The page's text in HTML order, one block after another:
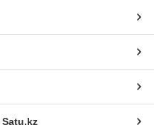
Satu.kz